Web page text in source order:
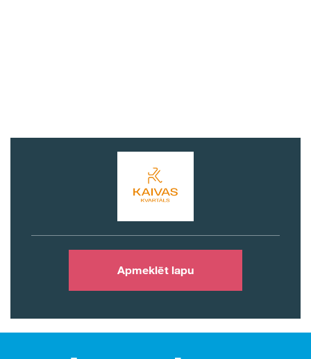
Apmeklēt lapu